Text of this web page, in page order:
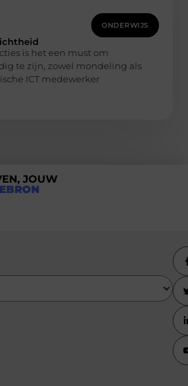
ONDERWIJS
is het een must om
te zijn, zowel mondeling als
ICT medewerker
JOUW